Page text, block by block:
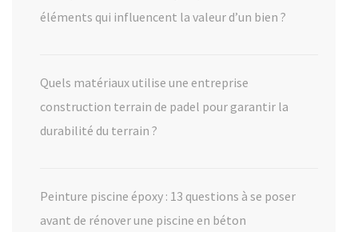
éléments qui influencent la valeur d’un bien ?
Quels matériaux utilise une entreprise
construction terrain de padel pour garantir la
durabilité du terrain ?
Peinture piscine époxy : 13 questions à se poser
avant de rénover une piscine en béton